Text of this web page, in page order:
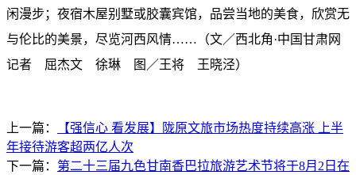
闲漫步；夜宿木屋别墅或胶囊宾馆，品尝当地的美食，欣赏无
与伦比的美景，尽览河西风情……（文／西北角·中国甘肃网
记者 屈杰文 徐琳 图／王将 王晓泾）
上一篇：
【强信心 看发展】陇原文旅市场热度持续高涨 上半
年接待游客超两亿人次
下一篇： 第二十三届九色甘南香巴拉旅游艺术节将于8月2日在